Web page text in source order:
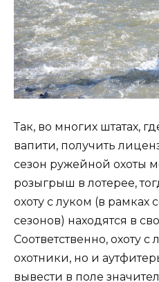
Так, во многих штатах,
вапити, получить
сезон ружейной охоты
розыгрыш в лотерее,
охоту с луком (в рамках
сезонов) находятся в
Соответственно, охоту
охотники, но и
вывести в поле